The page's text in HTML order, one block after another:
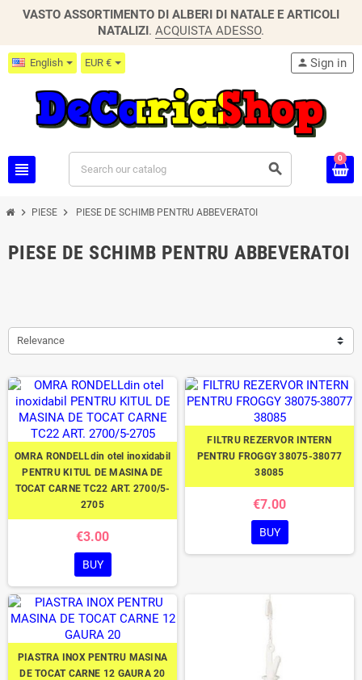
VASTO ASSORTIMENTO DI ALBERI DI NATALE E ARTICOLI
NATALIZI. ACQUISTA ADESSO.
English EUR €
view_headline search
person Sign in
0
chevron_right PIESE chevron_right PIESE DE SCHIMB PENTRU ABBEVERATOI
PIESE DE SCHIMB PENTRU ABBEVERATOI
Relevance
OMRA RONDELLdin otel inoxidabil
PENTRU KITUL DE MASINA DE
TOCAT CARNE TC22 ART. 2700/5-
2705
€3.00
BUY
FILTRU REZERVOR INTERN
PENTRU FROGGY 38075-38077
38085
€7.00
BUY
PIASTRA INOX PENTRU MASINA
DE TOCAT CARNE 12 GAURA 20